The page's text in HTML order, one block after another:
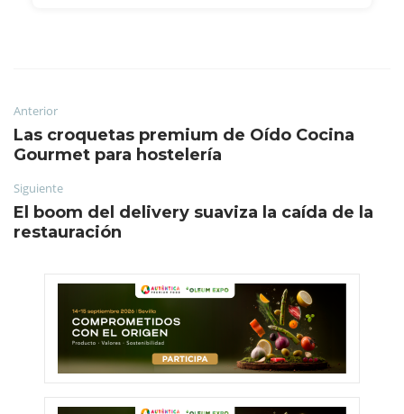
Anterior
Las croquetas premium de Oído Cocina
Gourmet para hostelería
Siguiente
El boom del delivery suaviza la caída de la
restauración